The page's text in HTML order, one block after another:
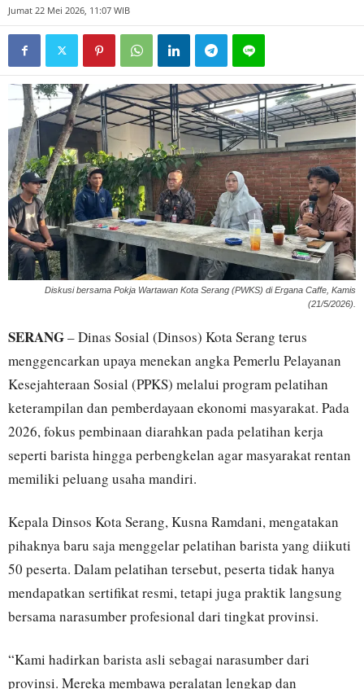
Jumat 22 Mei 2026, 11:07 WIB
Diskusi bersama Pokja Wartawan Kota Serang (PWKS) di Ergana Caffe, Kamis
(21/5/2026).
SERANG– Dinas Sosial (Dinsos) Kota Serang terus
menggencarkan upaya menekan angka Pemerlu Pelayanan
Kesejahteraan Sosial (PPKS) melalui program pelatihan
keterampilan dan pemberdayaan ekonomi masyarakat. Pada
2026, fokus pembinaan diarahkan pada pelatihan kerja
seperti barista hingga perbengkelan agar masyarakat rentan
memiliki peluang usaha mandiri.
Kepala Dinsos Kota Serang, Kusna Ramdani, mengatakan
pihaknya baru saja menggelar pelatihan barista yang diikuti
50 peserta. Dalam pelatihan tersebut, peserta tidak hanya
mendapatkan sertifikat resmi, tetapi juga praktik langsung
bersama narasumber profesional dari tingkat provinsi.
“Kami hadirkan barista asli sebagai narasumber dari
provinsi. Mereka membawa peralatan lengkap dan